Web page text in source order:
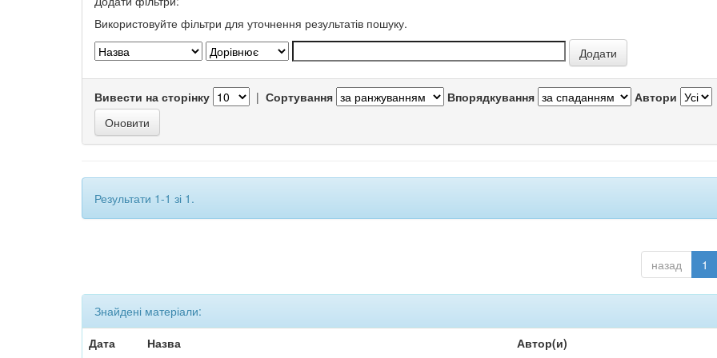
Використовуйте фільтри для уточнення результатів пошуку.
Вивести на сторінку | Сортування Впорядкування Автори
Результати 1-1 зі 1.
назад 1
Знайдені матеріали:
Дата
Назва Автор(и)